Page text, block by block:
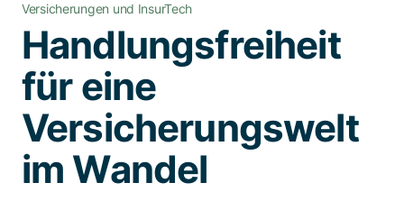
Spezialisten kontaktieren
Versicherungen und InsurTech
Handlungsfreiheit
für eine
Versicherungswelt
im Wandel